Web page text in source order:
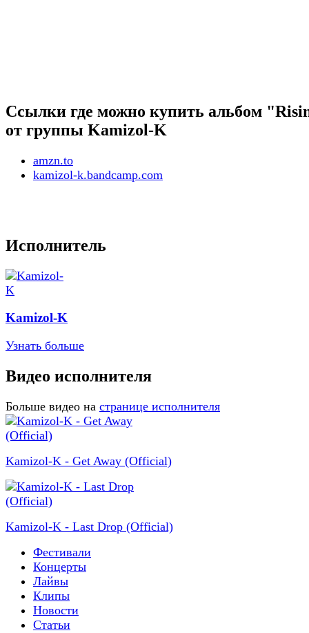
Ссылки где можно купить альбом
от группы Kamizol-K
amzn.to
kamizol-k.bandcamp.com
Исполнитель
Kamizol-K
Узнать больше
Видео исполнителя
Больше видео на странице исполнителя
Kamizol-K - Get Away (Official)
Kamizol-K - Last Drop (Official)
Фестивали
Концерты
Лайвы
Клипы
Новости
Статьи